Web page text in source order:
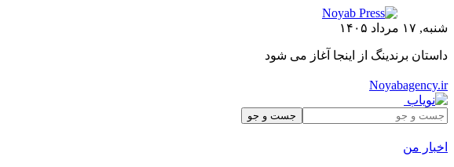
شنبه, ۱۷ مرداد ۱۴۰۵
داستان برندینگ از اینجا آغاز می شود
Noyabagency.ir
اخبار من